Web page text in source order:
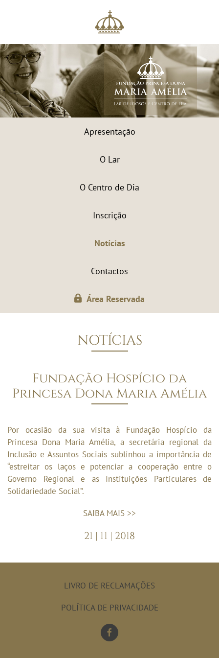
Apresentação
O Lar
O Centro de Dia
Inscrição
Notícias
Contactos
Área Reservada
NOTÍCIAS
Fundação Hospício da
Princesa Dona Maria Amélia
Por ocasião da sua visita à Fundação Hospício da
Princesa Dona Maria Amélia, a secretária regional da
Inclusão e Assuntos Sociais sublinhou a importância de
“estreitar os laços e potenciar a cooperação entre o
Governo Regional e as Instituições Particulares de
Solidariedade Social”.
SAIBA MAIS >>
21 | 11 | 2018
LIVRO DE RECLAMAÇÕES
POLÍTICA DE PRIVACIDADE